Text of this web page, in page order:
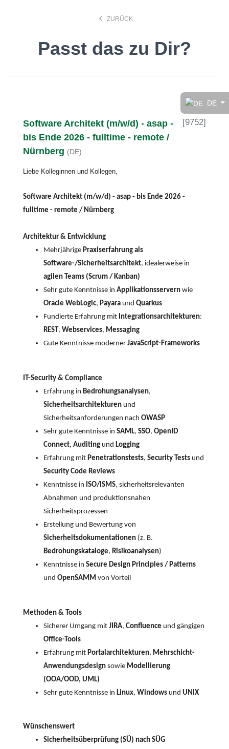
DE
Finde den Job, der Dir
search
Deutsch
keyboard_arrow_left ZURÜCK
Passt das zu Dir?
Software Architekt (m/w/d) - asap -
bis Ende 2026 - fulltime - remote /
Nürnberg (DE)
[9752]
Liebe Kolleginnen und Kollegen,
Software Architekt (m/w/d) - asap - bis Ende 2026 -
fulltime - remote / Nürnberg
Architektur & Entwicklung
Mehrjährige Praxiserfahrung als
Software-/Sicherheitsarchitekt, idealerweise in
agilen Teams (Scrum / Kanban)
Sehr gute Kenntnisse in Applikationsservern wie
Oracle WebLogic, Payara und Quarkus
Fundierte Erfahrung mit Integrationsarchitekturen:
REST , Webservices, Messaging
Gute Kenntnisse moderner JavaScript-Frameworks
IT-Security & Compliance
Erfahrung in Bedrohungsanalysen,
Sicherheitsarchitekturen und
Sicherheitsanforderungen nach OWASP
Sehr gute Kenntnisse in SAML, SSO, OpenID
Connect, Auditing und Logging
Erfahrung mit Penetrationstests, Security Tests und
Security Code Reviews
Kenntnisse in ISO/ISMS, sicherheitsrelevanten
Abnahmen und produktionsnahen
Sicherheitsprozessen
Erstellung und Bewertung von
Sicherheitsdokumentationen (z. B.
Bedrohungskataloge, Risikoanalysen)
Kenntnisse in Secure Design Principles / Patterns
und OpenSAMM von Vorteil
Methoden & Tools
Sicherer Umgang mit JIRA, Confluence und gängigen
Office-Tools
Erfahrung mit Portalarchitekturen, Mehrschicht-
Anwendungsdesign sowie Modellierung
(OOA/OOD, UML)
Sehr gute Kenntnisse in Linux, Windows und UNIX
Wünschenswert
Sicherheitsüberprüfung (SÜ) nach SÜG